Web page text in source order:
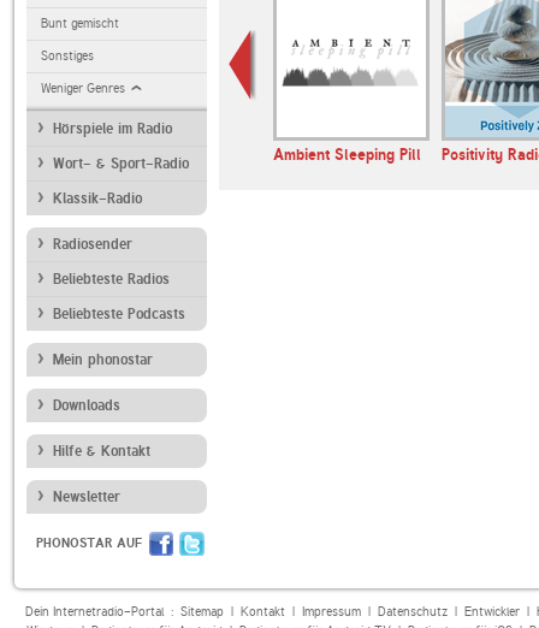
Bunt gemischt
Sonstiges
Weniger Genres
Hörspiele im Radio
Wort- & Sport-Radio
Klassik-Radio
Radiosender
Beliebteste Radios
Beliebteste Podcasts
Mein phonostar
Downloads
Hilfe & Kontakt
Newsletter
PHONOSTAR AUF
Bayern 1 Ambient Sleeping Pill Positivity
Dein Internetradio-Portal : Sitemap| Kontakt| Impressum| Datenschutz| Entwickler|